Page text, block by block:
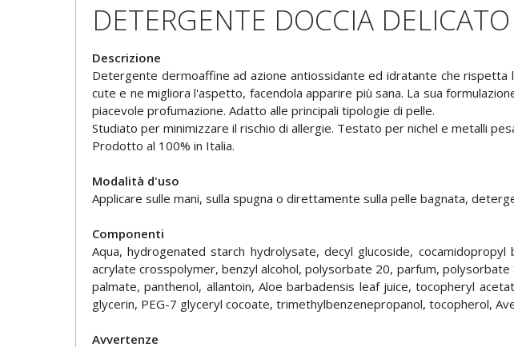
DETERGENTE DOCCIA DELICATO
Descrizione
Detergente dermoaffine ad azione antiossidante ed idratante che rispetta
cute e ne migliora l'aspetto, facendola apparire più sana. La sua
piacevole profumazione. Adatto alle principali tipologie di pelle.
Studiato per minimizzare il rischio di allergie. Testato per nichel e metalli
Prodotto al 100% in Italia.
Modalità d'uso
Applicare sulle mani, sulla spugna o direttamente sulla pelle bagnata,
Componenti
Aqua, hydrogenated starch hydrolysate, decyl glucoside,
acrylate crosspolymer, benzyl alcohol, polysorbate 20, parfum,
palmate, panthenol, allantoin, Aloe barbadensis leaf juice, tocopheryl
glycerin, PEG-7 glyceryl cocoate, trimethylbenzenepropanol, tocopherol,
Avvertenze